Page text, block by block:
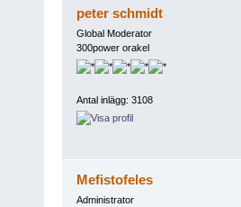
peter schmidt
Global Moderator
300power orakel
Antal inlägg: 3108
Mefistofeles
Administrator